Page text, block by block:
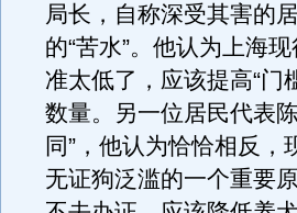
局长，自称深受其害的
的“苦水”。他认为上海
准太低了，应该提高“门
数量。另一位居民代表
同”，他认为恰恰相反
无证狗泛滥的一个重要